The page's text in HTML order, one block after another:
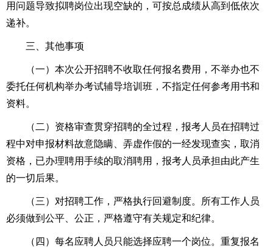
用问题导致拟聘岗位出现空缺的，可按总成绩从高到低依次
递补。
三、其他事项
（一）本次公开招聘不收取任何报名费用，不举办也不
委托任何机构举办考试辅导培训班，不指定任何参考用书和
资料。
（二）资格审查贯穿招聘的全过程，报考人员在招聘过
程中对申报材料故意隐瞒、弄虚作假的一经发现查实，取消
资格，已办理聘用手续的取消聘用，报考人员承担由此产生
的一切后果。
（三）对招聘工作，严格执行回避制度。所有工作人员
必须做到公平、公正，严格遵守有关规定和纪律。
（四）每名应聘人员只能选择应聘一个岗位。重复报名